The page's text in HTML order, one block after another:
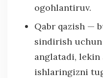
ogohlantiruv.
Qabr qazish —
sindirish
anglatadi, lekin
ishlaringizni